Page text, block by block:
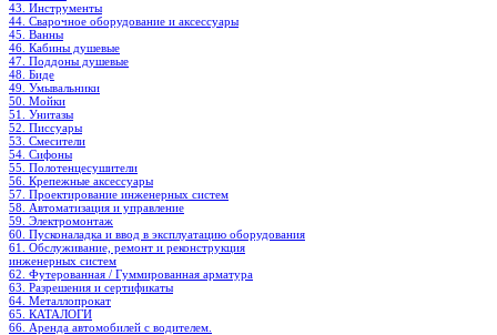
43. Инструменты
44. Сварочное оборудование и аксессуары
45. Ванны
46. Кабины душевые
47. Поддоны душевые
48. Биде
49. Умывальники
50. Мойки
51. Унитазы
52. Писсуары
53. Смесители
54. Сифоны
55. Полотенцесушители
56. Крепежные аксессуары
57. Проектирование инженерных систем
58. Автоматизация и управление
59. Электромонтаж
60. Пусконаладка и ввод в эксплуатацию оборудования
61. Обслуживание, ремонт и реконструкция
инженерных систем
62. Футерованная / Гуммированная арматура
63. Разрешения и сертификаты
64. Металлопрокат
65. КАТАЛОГИ
66. Аренда автомобилей с водителем.